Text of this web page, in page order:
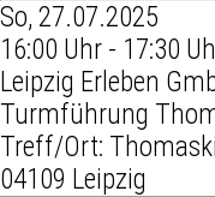
So, 27.07.2025
16:00 Uhr - 17:30
Leipzig Erleben
Turmführung
Treff/Ort:
04109 Leipzig